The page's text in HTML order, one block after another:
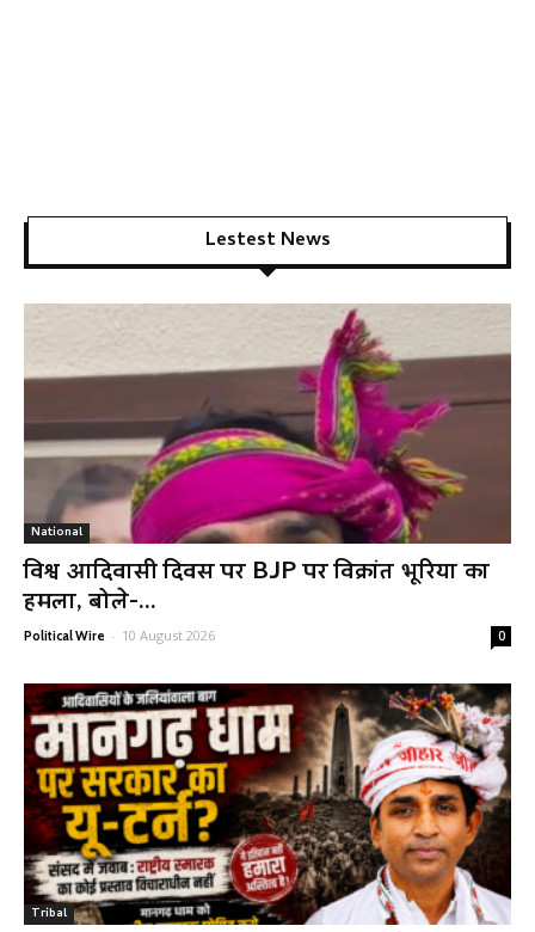
Lestest News
National
विश्व आदिवासी दिवस पर BJP पर विक्रांत भूरिया का
हमला, बोले-...
Political Wire - 10 August 2026 0
Tribal